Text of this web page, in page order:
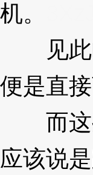
机。
见此
便是直
而这些
应该说